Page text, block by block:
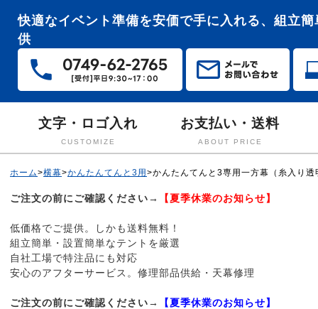
快適なイベント準備を安価で手に入れる、組立
供
文字・ロゴ入れ
CUSTOMIZE
お支払い・送料
ABOUT PRICE
ホーム>横幕>かんたんてんと3用>かんたんてんと3専用一方幕（糸入り透
ご注文の前にご確認ください→ 【夏季休業のお知らせ】
低価格でご提供。しかも送料無料！
組立簡単・設置簡単なテントを厳選
自社工場で特注品にも対応
安心のアフターサービス。修理部品供給・天幕修理
ご注文の前にご確認ください→ 【夏季休業のお知らせ】